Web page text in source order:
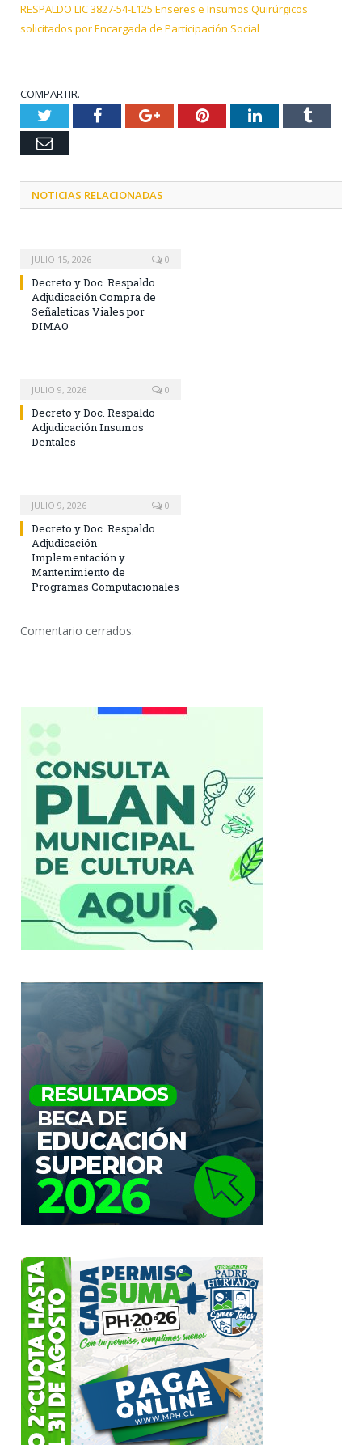
RESPALDO LIC 3827-54-L125 Enseres e Insumos Quirúrgicos
solicitados por Encargada de Participación Social
COMPARTIR.
TwitterFacebookGoogle+PinterestLinkedInTumblr
Email
NOTICIAS RELACIONADAS
JULIO 15, 2026 0
Decreto y Doc. Respaldo
Adjudicación Compra de
Señaleticas Viales por
DIMAO
JULIO 9, 2026 0
Decreto y Doc. Respaldo
Adjudicación Insumos
Dentales
JULIO 9, 2026 0
Decreto y Doc. Respaldo
Adjudicación
Implementación y
Mantenimiento de
Programas Computacionales
Comentario cerrados.